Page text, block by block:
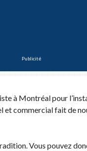
Publicité
à Montréal pour
et commercial fait de
Vous pouvez